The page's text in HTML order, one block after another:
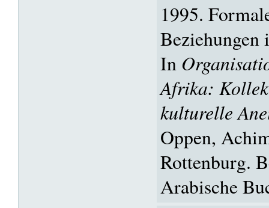
1995.
Beziehungen
In
Afrika:
kulturelle
Oppen,
Rottenburg.
Arabische